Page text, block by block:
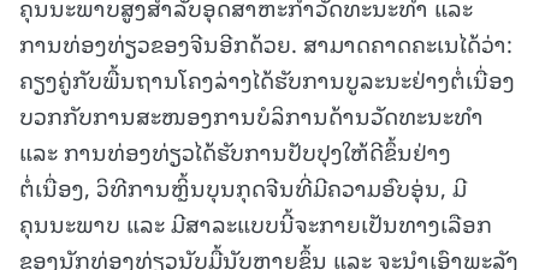
ການທ່ອງທ່ຽວຂອງຈີນອີກດ້ວຍ. ສາມາດຄາດຄະເນໄດ້ວ່າ:
ຄຽງຄູ່ກັບພື້ນຖານໂຄງລ່າງໄດ້ຮັບການບູລະນະຢ່າງຕໍ່ເນື່ອງ
ບວກກັບການສະໜອງການບໍລິການດ້ານວັດທະນະທໍາ
ແລະ ການທ່ອງທ່ຽວໄດ້ຮັບການປັບປຸງໃຫ້ດີຂຶ້ນຢ່າງ
ຕໍ່ເນື່ອງ, ວິທີການຫຼິ້ນບຸນກຸດຈີນທີ່ມີຄວາມອົບອຸ່ນ, ມີ
ຄຸນນະພາບ ແລະ ມີສາລະແບບນີ້ຈະກາຍເປັນທາງເລືອກ
ຂອງນັກທ່ອງທ່ຽວນັບມື້ນັບຫຼາຍຂຶ້ນ ແລະ ຈະນໍາເອົາພະລັງ